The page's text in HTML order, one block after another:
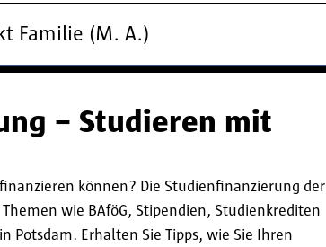
Familie (M. A.)
– Studieren mit
können? Die Studienfinanzierung der
wie BAföG, Stipendien, Studienkrediten
Potsdam. Erhalten Sie Tipps, wie Sie Ihren